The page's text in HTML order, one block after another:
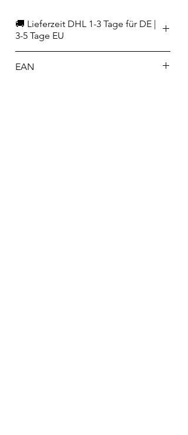
🚚 Lieferzeit DHL 1-3 Tage für DE |
3-5 Tage EU
EAN